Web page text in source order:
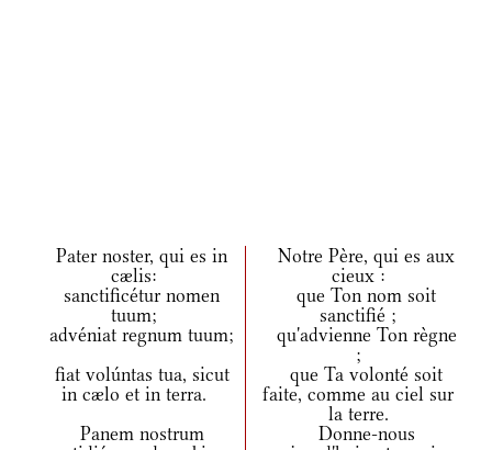
Pater noster, qui es in
cælis:
Notre Père, qui es aux
cieux :
sanctificétur nomen
tuum;
que Ton nom soit
sanctifié ;
advéniat regnum tuum;
qu'advienne Ton règne
;
fiat volúntas tua, sicut
in cælo et in terra.
que Ta volonté soit
faite, comme au ciel sur
la terre.
Panem nostrum
Donne-nous